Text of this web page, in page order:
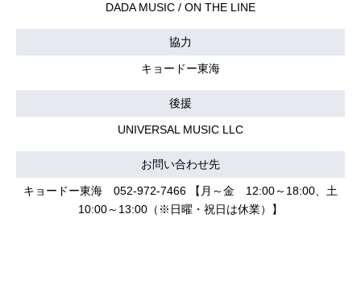
DADA MUSIC / ON THE LINE
協力
キョードー東海
後援
UNIVERSAL MUSIC LLC
お問い合わせ先
キョードー東海 052-972-7466 【月～金 12:00～18:00、土
10:00～13:00（※日曜・祝日は休業）】